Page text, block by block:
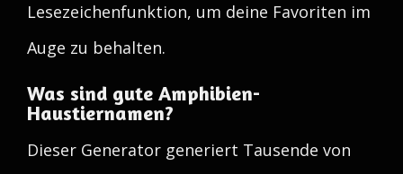
Lesezeichenfunktion, um deine Favoriten im
Auge zu behalten.
Was sind gute Amphibien-
Haustiernamen?
Dieser Generator generiert Tausende von